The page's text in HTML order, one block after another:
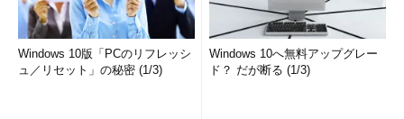
Windows 10版「PCのリフレッシ
ュ／リセット」の秘密 (1/3)
Windows 10へ無料アップグレー
ド？ だが断る (1/3)